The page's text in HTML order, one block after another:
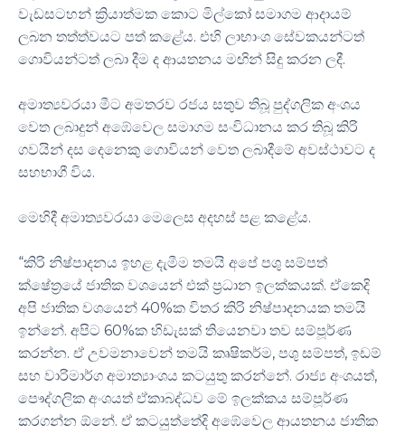
වැඩසටහන් ක්‍රියාත්මක කොට මිල්කෝ සමාගම ආදායම්
ලබන තත්ත්වයට පත් කළේය. එහි ලාභාංශ සේවකයන්ටත්
ගොවියන්ටත් ලබා දීම ද ආයතනය මඟින් සිදු කරන ලදී.
අමාත්‍යවරයා මීට අමතරව රජය සතුව තිබූ පුද්ගලික අංශය
වෙත ලබාදුන් අ‍ඹේවෙල සමාගම සංවිධානය කර තිබූ කිරි
ගවයින් දස දෙනෙකු ගොවියන් වෙත ලබාදීමේ අවස්ථාවට ද
සහභාගී විය.
මෙහිදී අමාත්‍යවරයා මෙලෙස අදහස් පළ කළේය.
“කිරි නිෂ්පාදනය ඉහළ දැමීම තමයි අපේ පශු සම්පත්
ක්ෂේත්‍රයේ ජාතික වශයෙන් එක් ප්‍රධාන ඉලක්කයක්. ඒකෙදි
අපි ජාතික වශයෙන් 40%ක විතර කිරි නිෂ්පාදනයක තමයි
ඉන්නේ. අපිට 60%ක හිඩැසක් තියෙනවා තව සම්පූර්ණ
කරන්න. ඒ උවමනාවෙන් තමයි කෘෂිකර්ම, පශු සම්පත්, ඉඩම්
සහ වාරිමාර්ග අමාත්‍යාංශය කටයුතු කරන්නේ. රාජ්‍ය අංශයත්,
පෞද්ගලික අංශයත් ඒකාබද්ධව මේ ඉලක්කය සම්පූර්ණ
කරගන්න ඕනේ. ඒ කටයුත්තේදි අඹේවෙල ආයතනය ජාතික